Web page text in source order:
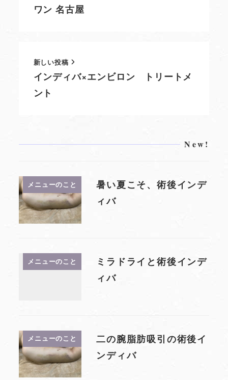
ワン 名古屋
新しい投稿
インディバ×エンビロン トリートメ
ント
New!
メニューのこと
暑い夏こそ、術後インデ
ィバ
メニューのこと
ミラドライと術後インデ
ィバ
メニューのこと
二の腕脂肪吸引の術後イ
ンディバ